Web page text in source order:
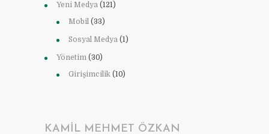
Yeni Medya (121)
Mobil (33)
Sosyal Medya (1)
Yönetim (30)
Girişimcilik (10)
KAMIL MEHMET ÖZKAN